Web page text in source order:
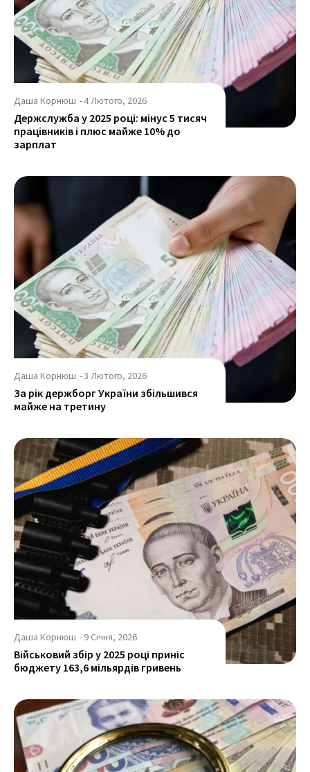
Даша Корнюш -4 Лютого, 2026
Держслужба у 2025 році: мінус 5 тисяч
працівників і плюс майже 10% до
зарплат
Даша Корнюш -3 Лютого, 2026
За рік держборг України збільшився
майже на третину
Даша Корнюш -9 Січня, 2026
Військовий збір у 2025 році приніс
бюджету 163,6 мільярдів гривень